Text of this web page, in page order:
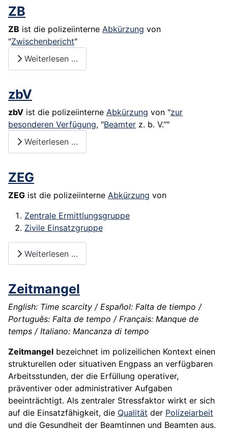
ZB
ZB ist die polizeiinterne Abkürzung von
"Zwischenbericht"
Weiterlesen …
zbV
zbV ist die polizeiinterne Abkürzung von "zur
besonderen Verfügung, "Beamter z. b. V.""
Weiterlesen …
ZEG
ZEG ist die polizeiinterne Abkürzung von
Zentrale Ermittlungsgruppe
Zivile Einsatzgruppe
Weiterlesen …
Zeitmangel
English: Time scarcity / Español: Falta de tiempo /
Português: Falta de tempo / Français: Manque de
temps / Italiano: Mancanza di tempo
Zeitmangel bezeichnet im polizeilichen Kontext einen
strukturellen oder situativen Engpass an verfügbaren
Arbeitsstunden, der die Erfüllung operativer,
präventiver oder administrativer Aufgaben
beeinträchtigt. Als zentraler Stressfaktor wirkt er sich
auf die Einsatzfähigkeit, die Qualität der Polizeiarbeit
und die Gesundheit der Beamtinnen und Beamten aus.